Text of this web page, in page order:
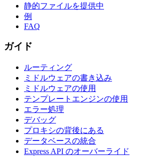
静的ファイルを提供中
例
FAQ
ガイド
ルーティング
ミドルウェアの書き込み
ミドルウェアの使用
テンプレートエンジンの使用
エラー処理
デバッグ
プロキシの背後にある
データベースの統合
Express API のオーバーライド